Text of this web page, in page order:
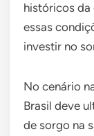
históricos da
essas
investir no
No cenário
Brasil deve
de sorgo na